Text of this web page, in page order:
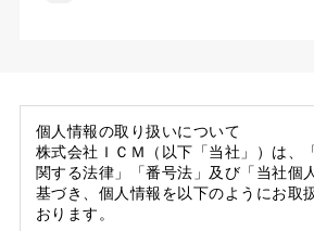
個人情報の取り扱いについて
株式会社ＩＣＭ（以下「当社」）は、
関する法律」「番号法」及び「当社個
基づき、個人情報を以下のようにお取
おります。